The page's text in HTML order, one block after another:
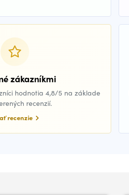
zákazníkmi
hodnotia 4,8/5 na základe
recenzií.
recenzie